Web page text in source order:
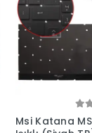
Msi Katana